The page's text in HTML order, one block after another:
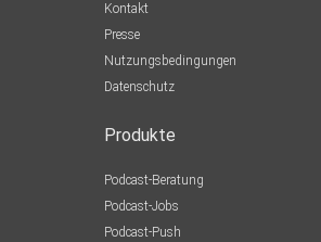
Kontakt
Presse
Nutzungsbedingungen
Datenschutz
Produkte
Podcast-Beratung
Podcast-Jobs
Podcast-Push